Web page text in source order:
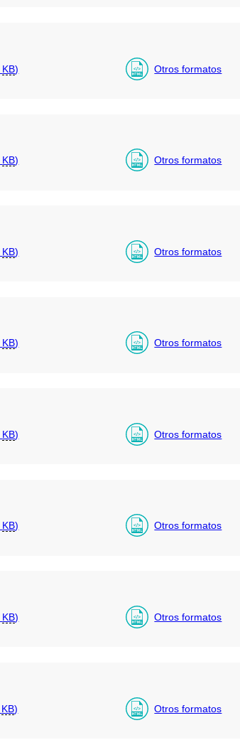
KB) Otros formatos
KB) Otros formatos
KB) Otros formatos
KB) Otros formatos
KB) Otros formatos
KB) Otros formatos
KB) Otros formatos
KB) Otros formatos